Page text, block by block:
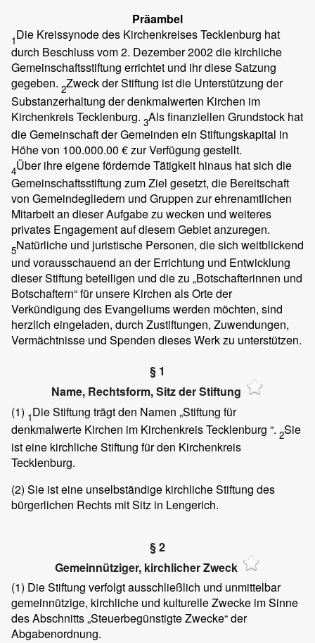
Präambel
1Die Kreissynode des Kirchenkreises Tecklenburg hat
durch Beschluss vom 2. Dezember 2002 die kirchliche
Gemeinschaftsstiftung errichtet und ihr diese Satzung
gegeben. 2Zweck der Stiftung ist die Unterstützung der
Substanzerhaltung der denkmalwerten Kirchen im
Kirchenkreis Tecklenburg. 3Als finanziellen Grundstock hat
die Gemeinschaft der Gemeinden ein Stiftungskapital in
Höhe von 100.000.00 € zur Verfügung gestellt.
4Über ihre eigene fördernde Tätigkeit hinaus hat sich die
Gemeinschaftsstiftung zum Ziel gesetzt, die Bereitschaft
von Gemeindegliedern und Gruppen zur ehrenamtlichen
Mitarbeit an dieser Aufgabe zu wecken und weiteres
privates Engagement auf diesem Gebiet anzuregen.
5Natürliche und juristische Personen, die sich weitblickend
und vorausschauend an der Errichtung und Entwicklung
dieser Stiftung beteiligen und die zu „Botschafterinnen und
Botschaftern“ für unsere Kirchen als Orte der
Verkündigung des Evangeliums werden möchten, sind
herzlich eingeladen, durch Zustiftungen, Zuwendungen,
Vermächtnisse und Spenden dieses Werk zu unterstützen.
§ 1
Name, Rechtsform, Sitz der Stiftung
(1) 1Die Stiftung trägt den Namen „Stiftung für
denkmalwerte Kirchen im Kirchenkreis Tecklenburg “. 2Sie
ist eine kirchliche Stiftung für den Kirchenkreis
Tecklenburg.
(2) Sie ist eine unselbständige kirchliche Stiftung des
bürgerlichen Rechts mit Sitz in Lengerich.
§ 2
Gemeinnütziger, kirchlicher Zweck
(1) Die Stiftung verfolgt ausschließlich und unmittelbar
gemeinnützige, kirchliche und kulturelle Zwecke im Sinne
des Abschnitts „Steuerbegünstigte Zwecke“ der
Abgabenordnung.